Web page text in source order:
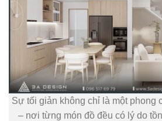
Sự tối giản không chỉ là một phong
– nơi từng món đồ đều có lý do